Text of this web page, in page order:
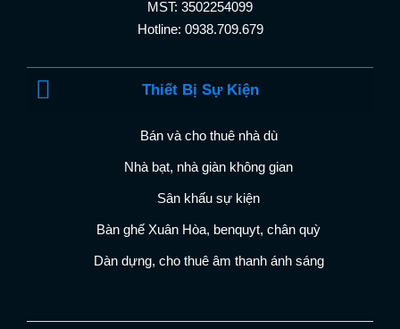
MST: 3502254099
Hotline: 0938.709.679
Thiết Bị Sự Kiện
Bán và cho thuê nhà dù
Nhà bạt, nhà giàn không gian
Sân khấu sự kiện
Bàn ghế Xuân Hòa, benquyt, chân quỳ
Dàn dựng, cho thuê âm thanh ánh sáng